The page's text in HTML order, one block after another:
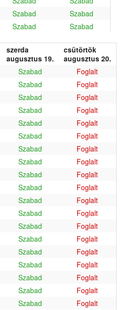
Szabad
Szabad
Szabad Szabad
szerda
augusztus 19.
csütörtök
augusztus 20.
Szabad
Foglalt
Szabad
Foglalt
Szabad
Foglalt
Szabad
Foglalt
Szabad
Foglalt
Szabad
Foglalt
Szabad
Foglalt
Szabad
Foglalt
Szabad
Foglalt
Szabad
Foglalt
Szabad
Foglalt
Szabad
Foglalt
Szabad
Foglalt
Szabad
Foglalt
Szabad
Foglalt
Szabad
Foglalt
Szabad
Foglalt
Szabad
Foglalt
Szabad
Foglalt